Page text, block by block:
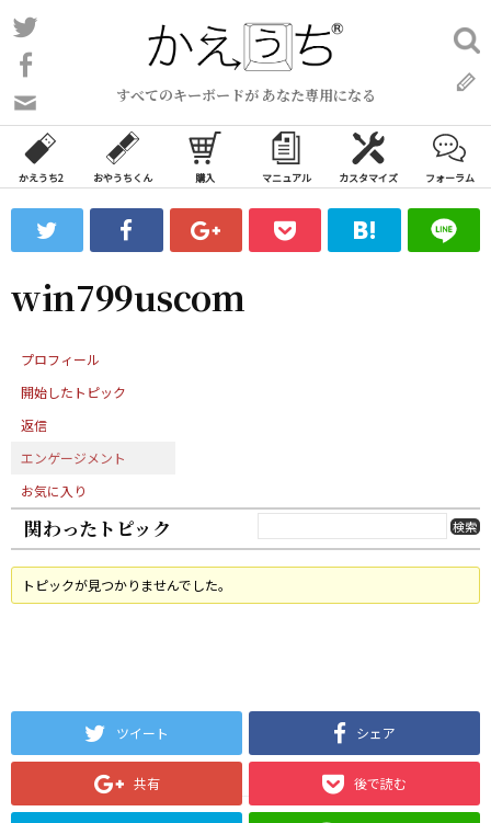
コ
ン
ン
ツ
ス
ッ
すべてのキーボードが あなた専用になる
い
合
わ
フ
ォ
ム
検
索:
かえうち2 おやうちくん 購入 マニュアル カスタマイズ フォーラム
win799uscom
プロフィール
開始したトピック
返信
エンゲージメント
お気に入り
関わったトピック
トピックが見つかりませんでした。
ツイート シェア
共有 後で読む